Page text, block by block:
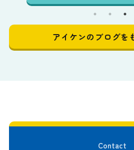
アイケンのブログを
Contact